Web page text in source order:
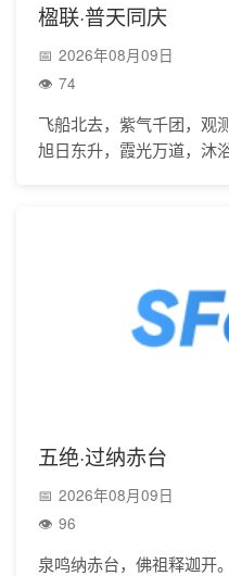
楹联·普天同庆
2026年08月09日
74
飞船北去，紫气千团，观
旭日东升，霞光万道，沐
五绝·过纳赤台
2026年08月09日
96
泉鸣纳赤台，佛祖释迦开